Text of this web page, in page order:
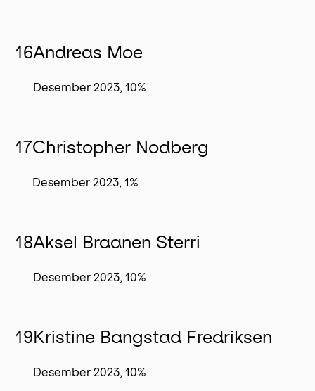
16Andreas Moe
Desember 2023, 10%
17Christopher Nodberg
Desember 2023, 1%
18Aksel Braanen Sterri
Desember 2023, 10%
19Kristine Bangstad Fredriksen
Desember 2023, 10%